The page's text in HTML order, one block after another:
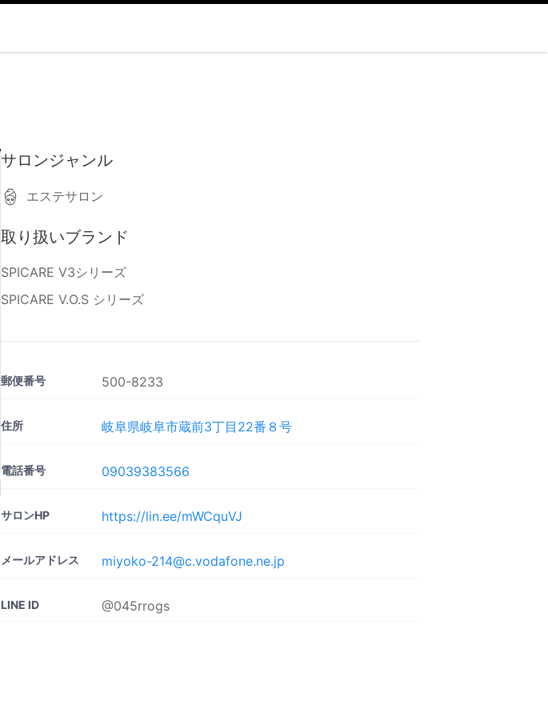
サロンジャンル
エステサロン
取り扱いブランド
SPICARE V3シリーズ
SPICARE V.O.S シリーズ
郵便番号 500-8233
住所 岐阜県岐阜市蔵前3丁目22番８号
電話番号 09039383566
サロンHP https://lin.ee/mWCquVJ
メールアドレス miyoko-214@c.vodafone.ne.jp
LINE ID @045rrogs